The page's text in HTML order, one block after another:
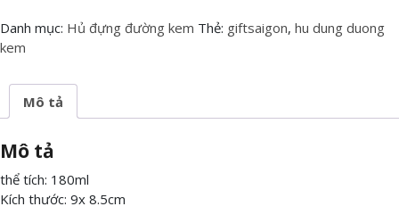
Danh mục: Hủ đựng đường kem Thẻ: giftsaigon, hu dung duong
kem
Mô tả
Mô tả
thể tích: 180ml
Kích thước: 9x 8.5cm